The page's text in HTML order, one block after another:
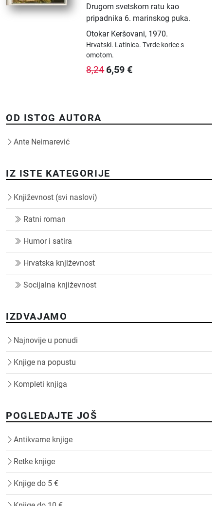
Drugom svetskom ratu kao
pripadnika 6. marinskog puka.
Otokar Keršovani, 1970.
Hrvatski. Latinica.Tvrde korice s
omotom.
8,24 6,59 €
OD ISTOG AUTORA
Ante Neimarević
IZ ISTE KATEGORIJE
Književnost (svi naslovi)
Ratni roman
Humor i satira
Hrvatska književnost
Socijalna književnost
IZDVAJAMO
Najnovije u ponudi
Knjige na popustu
Kompleti knjiga
POGLEDAJTE JOŠ
Antikvarne knjige
Retke knjige
Knjige do 5 €